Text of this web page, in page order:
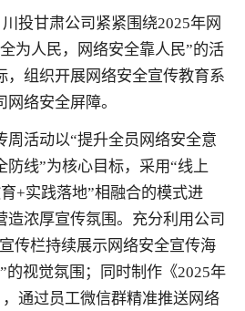
投甘肃公司紧紧围绕2025年网
为人民，网络安全靠人民”的活
，组织开展网络安全宣传教育系
络安全屏障。
周活动以“提升全员网络安全意
防线”为核心目标，采用“线上
+实践落地”相融合的模式进
造浓厚宣传氛围。充分利用公司
传栏持续展示网络安全宣传海
的视觉氛围；同时制作《2025年
，通过员工微信群精准推送网络